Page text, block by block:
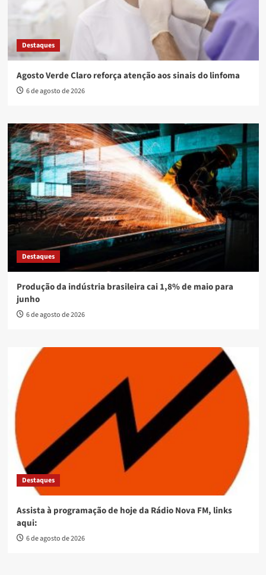
Destaques
Agosto Verde Claro reforça atenção aos sinais do linfoma
6 de agosto de 2026
Destaques
Produção da indústria brasileira cai 1,8% de maio para
junho
6 de agosto de 2026
Destaques
Assista à programação de hoje da Rádio Nova FM, links
aqui:
6 de agosto de 2026